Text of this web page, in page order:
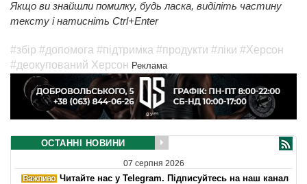
Якщо ви знайшли помилку, будь ласка, виділіть частину
тексту і натисніть Ctrl+Enter
#збір #допомога #підтримка #продукти #ліки #Херсон
#деокупований Херсон Реклама
ОСТАННІ НОВИНИ
07 серпня 2026
Читайте нас у Telegram. Підписуйтесь на наш канал